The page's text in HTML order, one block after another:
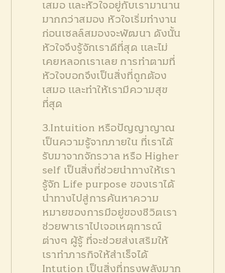
เสมอ และหัวใจอยู่กับเรามานาน
มากกว่าสมอง หัวใจเริ่มทำงาน
ก่อนเซลล์สมองจะพัฒนา ดังนั้น
หัวใจจึงรู้จักเราดีที่สุด และไม่
เคยหลอกเราเลย การทำตามที่
หัวใจบอกจึงเป็นสิ่งที่ถูกต้อง
เสมอ และทำให้เรามีความสุข
ที่สุด
3.Intuition หรือปัญญาญาณ
เป็นความรู้จากภายใน ที่เราได้
รับมาจากจักรวาล หรือ Higher
self เป็นสิ่งที่ช่วยนำทางให้เรา
รู้จัก Life purpose ของเราได้
นำทางไปสู่การค้นหาความ
หมายของการมีอยู่ของชีวิตเรา
ช่วยพาเราไปเจอเหตุการณ์
ต่างๆ ผู้รู้ ที่จะช่วยส่งเสริมให้
เราทำภารกิจให้สำเร็จได้
Intution เป็นสิ่งที่ทรงพลังมาก